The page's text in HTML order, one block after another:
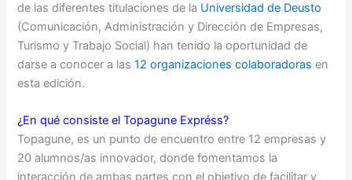
de las diferentes titulaciones de la Universidad de Deusto
(Comunicación, Administración y Dirección de Empresas,
Turismo y Trabajo Social) han tenido la oportunidad de
darse a conocer a las12 organizaciones colaboradoras en
esta edición.
¿En qué consiste el Topagune Expréss?
Topagune, es un punto de encuentro entre 12 empresas y
20 alumnos/as innovador, donde fomentamos la
interacción de ambas partes con el objetivo de facilitar y